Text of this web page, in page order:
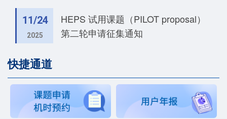
11/24
2025
HEPS 试用课题（PILOT proposal）
第二轮申请征集通知
快捷通道